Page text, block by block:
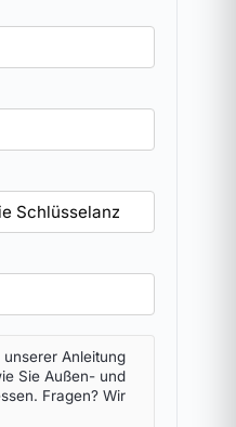
unserer Anleitung
Sie Außen- und
Fragen? Wir